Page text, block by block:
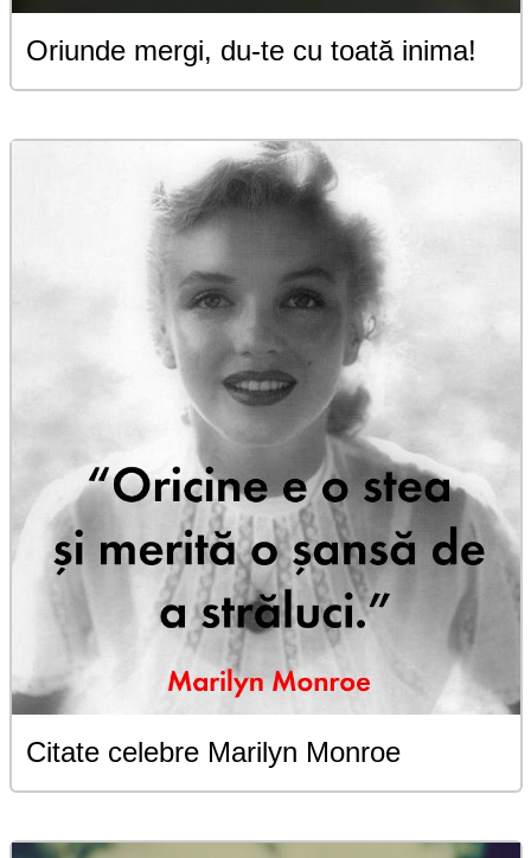
Oriunde mergi, du-te cu toată inima!
Citate celebre Marilyn Monroe